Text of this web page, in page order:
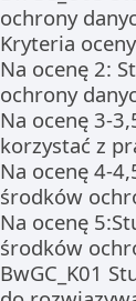
ochrony
Kryteria
Na ocenę 2:
ochrony
Na ocenę 3-
korzystać z
Na ocenę 4-
środków
Na ocenę
środków
BwGC_K01